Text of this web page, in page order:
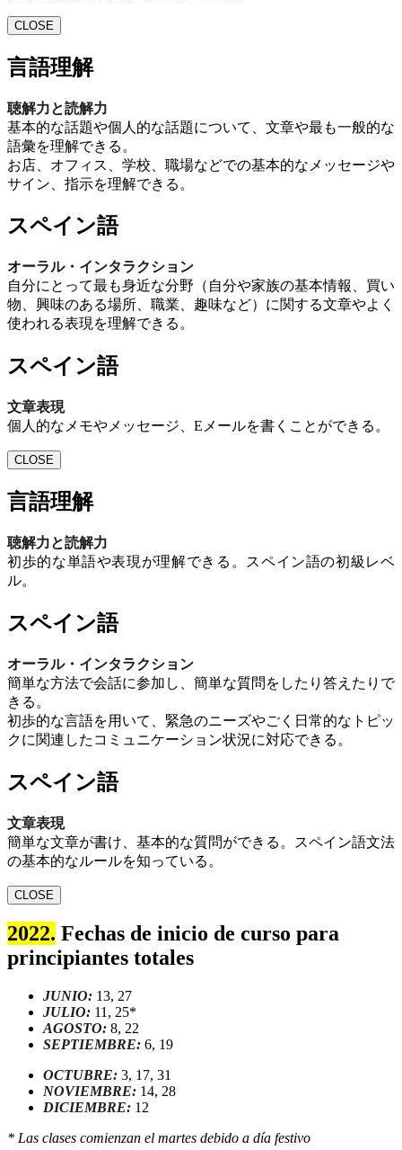
CLOSE
言語理解
聴解力と読解力
基本的な話題や個人的な話題について、文章や最も一般的な
語彙を理解できる。
お店、オフィス、学校、職場などでの基本的なメッセージや
サイン、指示を理解できる。
スペイン語
オーラル・インタラクション
自分にとって最も身近な分野（自分や家族の基本情報、買い
物、興味のある場所、職業、趣味など）に関する文章やよく
使われる表現を理解できる。
スペイン語
文章表現
個人的なメモやメッセージ、Eメールを書くことができる。
CLOSE
言語理解
聴解力と読解力
初歩的な単語や表現が理解できる。スペイン語の初級レベ
ル。
スペイン語
オーラル・インタラクション
簡単な方法で会話に参加し、簡単な質問をしたり答えたりで
きる。
初歩的な言語を用いて、緊急のニーズやごく日常的なトピッ
クに関連したコミュニケーション状況に対応できる。
スペイン語
文章表現
簡単な文章が書け、基本的な質問ができる。スペイン語文法
の基本的なルールを知っている。
CLOSE
2022. Fechas de inicio de curso para
principiantes totales
JUNIO: 13, 27
JULIO: 11, 25*
AGOSTO: 8, 22
SEPTIEMBRE: 6, 19
OCTUBRE: 3, 17, 31
NOVIEMBRE: 14, 28
DICIEMBRE: 12
* Las clases comienzan el martes debido a día festivo